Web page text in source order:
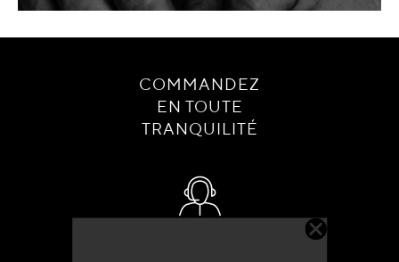
COMMANDEZ
EN TOUTE
TRANQUILITÉ